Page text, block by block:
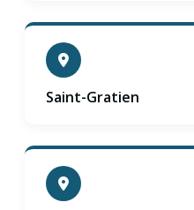
Saint-Gratien